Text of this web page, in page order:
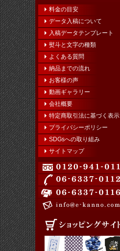
料金の目安
データ入稿について
入稿データテンプレート
熨斗と文字の種類
よくある質問
納品までの流れ
お客様の声
動画ギャラリー
会社概要
特定商取引法に基づく表示
プライバシーポリシー
SDGsへの取り組み
サイトマップ